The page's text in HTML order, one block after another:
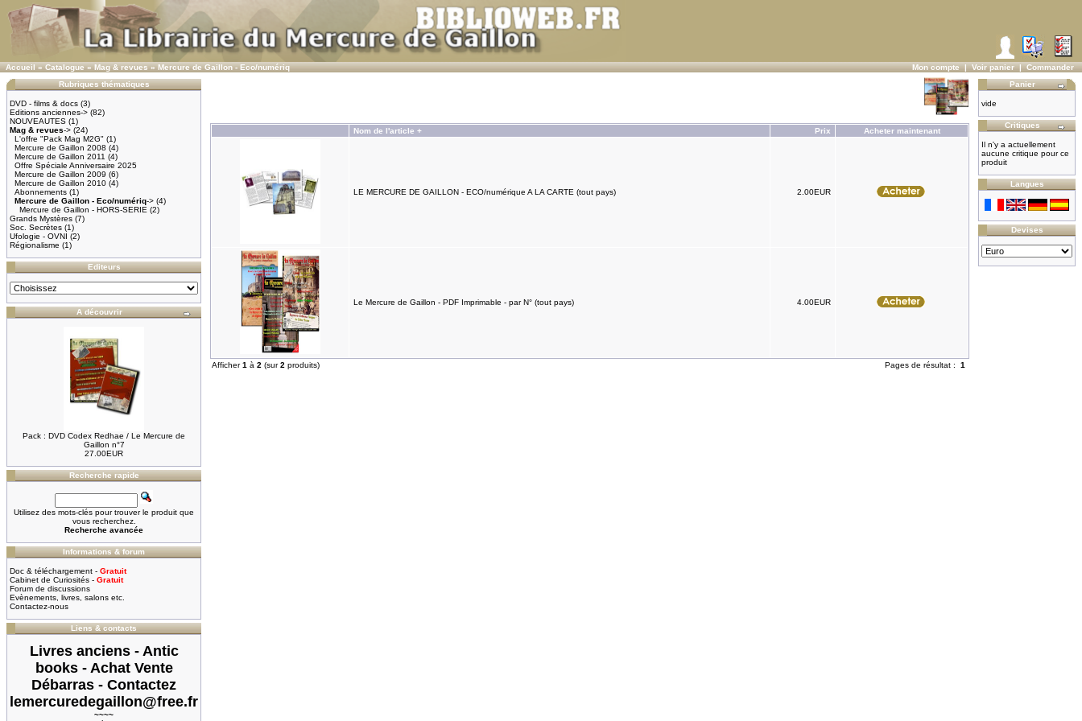
Accueil»Catalogue»Mag & revues»Mercure de Gaillon - Eco/numériq Mon compte|Voir panier|Commander
Rubriques thématiques
DVD - films & docs (3)
Editions anciennes-> (82)
NOUVEAUTES (1)
Mag & revues-> (24)
L'offre "Pack Mag M2G" (1)
Mercure de Gaillon 2008 (4)
Mercure de Gaillon 2011 (4)
Offre Spéciale Anniversaire 2025
Mercure de Gaillon 2009 (6)
Mercure de Gaillon 2010 (4)
Abonnements (1)
Mercure de Gaillon - Eco/numériq-> (4)
Mercure de Gaillon - HORS-SERIE (2)
Grands Mystères (7)
Soc. Secrètes (1)
Ufologie - OVNI (2)
Régionalisme (1)
Editeurs
A découvrir
Pack : DVD Codex Redhae / Le Mercure de
Gaillon n°7
27.00EUR
Recherche rapide
Utilisez des mots-clés pour trouver le produit que
vous recherchez.
Recherche avancée
Informations & forum
Doc & téléchargement - Gratuit
Cabinet de Curiosités - Gratuit
Forum de discussions
Evènements, livres, salons etc.
Contactez-nous
Liens & contacts
Livres anciens - Antic
books - Achat Vente
Débarras - Contactez
lemercuredegaillon@free.fr
~~~~
Nom de l'article + Prix Acheter maintenant
LE MERCURE DE GAILLON - ECO/numérique A LA CARTE (tout pays) 2.00EUR
Le Mercure de Gaillon - PDF Imprimable - par N° (tout pays) 4.00EUR
Afficher1 à 2 (sur2 produits) Pages de résultat : 1
Panier
vide
Critiques
Il n'y a actuellement
aucune critique pour ce
produit
Langues
Devises